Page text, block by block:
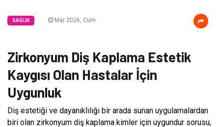
SAĞLIK Mar 2026, Cum
Zirkonyum Diş Kaplama Estetik
Kaygısı Olan Hastalar İçin
Uygunluk
Diş estetiği ve dayanıklılığı bir arada sunan uygulamalardan
biri olan zirkonyum diş kaplama kimler için uygundur sorusu,